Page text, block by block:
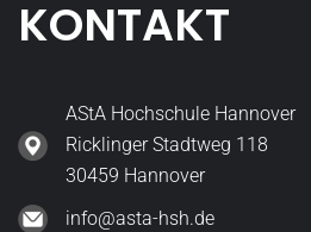
KONTAKT
AStA Hochschule Hannover
Ricklinger Stadtweg 118
30459 Hannover
info@asta-hsh.de